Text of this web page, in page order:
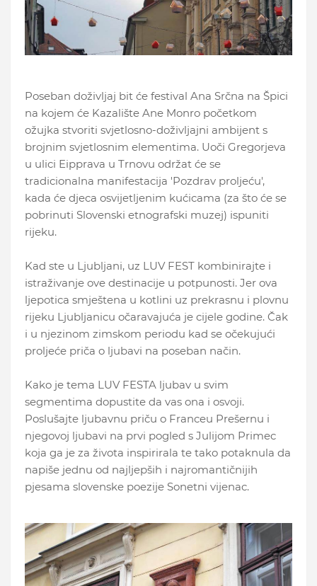
Poseban doživljaj bit će festival Ana Srčna na Špici
na kojem će Kazalište Ane Monro početkom
ožujka stvoriti svjetlosno-doživljajni ambijent s
brojnim svjetlosnim elementima. Uoči Gregorjeva
u ulici Eipprava u Trnovu održat će se
tradicionalna manifestacija 'Pozdrav proljeću',
kada će djeca osvijetljenim kućicama (za što će se
pobrinuti Slovenski etnografski muzej) ispuniti
rijeku.
Kad ste u Ljubljani, uz LUV FEST kombinirajte i
istraživanje ove destinacije u potpunosti. Jer ova
ljepotica smještena u kotlini uz prekrasnu i plovnu
rijeku Ljubljanicu očaravajuća je cijele godine. Čak
i u njezinom zimskom periodu kad se očekujući
proljeće priča o ljubavi na poseban način.
Kako je tema LUV FESTA ljubav u svim
segmentima dopustite da vas ona i osvoji.
Poslušajte ljubavnu priču o Franceu Prešernu i
njegovoj ljubavi na prvi pogled s Julijom Primec
koja ga je za života inspirirala te tako potaknula da
napiše jednu od najljepših i najromantičnijih
pjesama slovenske poezije Sonetni vijenac.